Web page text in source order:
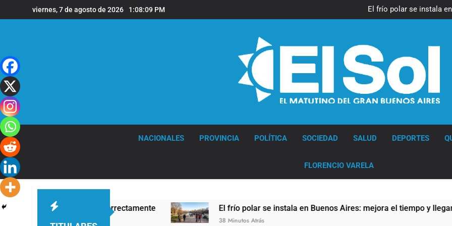
al
viernes, 7 de agosto de 2026 1:08:09 PM
El frío polar se instala
El Senado aprobó la ley
El Senado aprobó la ley
NACIONALES PROVINCIA POLÍTICA SOCIEDAD SALUD DEPORTES
FLORENCIO VARELA
para servirla correctamente El frío polar se instala en Buenos Aires: mejora el tiempo y llegan las
38 Minutos Atrás